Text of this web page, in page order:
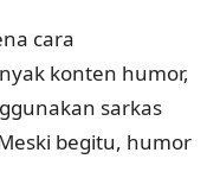
cara
konten humor,
sarkas
begitu, humor